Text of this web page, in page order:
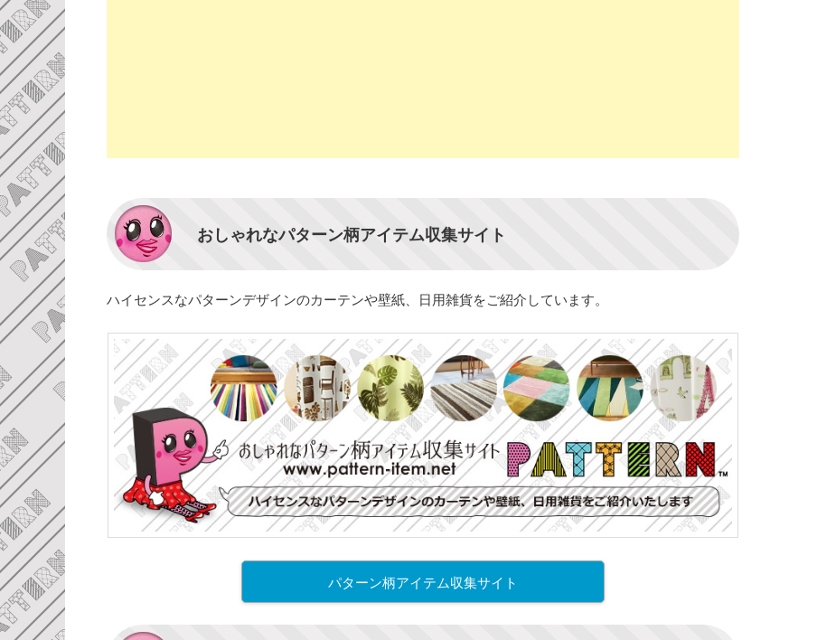
おしゃれなパターン柄アイテム収集サイト
ハイセンスなパターンデザインのカーテンや壁紙、日用雑貨をご紹介しています。
パターン柄アイテム収集サイト